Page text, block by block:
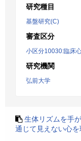
研究種目
基盤研究(C)
審査区分
小区分10030:臨床
研究機関
弘前大学
生体リズムを手
通じて見えない心を